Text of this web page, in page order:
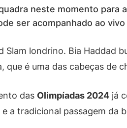
neste momento para
ser acompanhado ao
londrino. Bia Haddad
é uma das cabeças de
das Olimpíadas 2024 já
a tradicional passagem da